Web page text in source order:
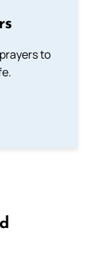
to